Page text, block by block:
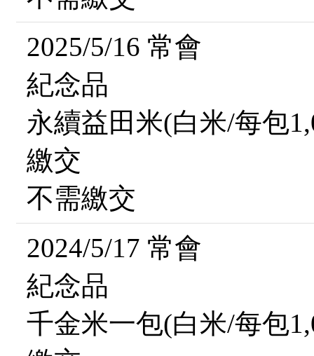
2025/5/16 常會
紀念品
永續益田米(白米/每包
繳交
不需繳交
2024/5/17 常會
紀念品
千金米一包(白米/每包